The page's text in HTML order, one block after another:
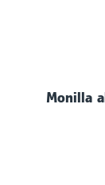
Monilla